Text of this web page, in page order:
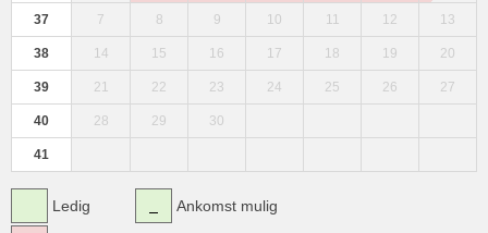
37 7 8 9 10 11 12 13
38 14 15 16 17 18 19 20
39 21 22 23 24 25 26 27
40 28 29 30
41
Ledig Ankomst mulig